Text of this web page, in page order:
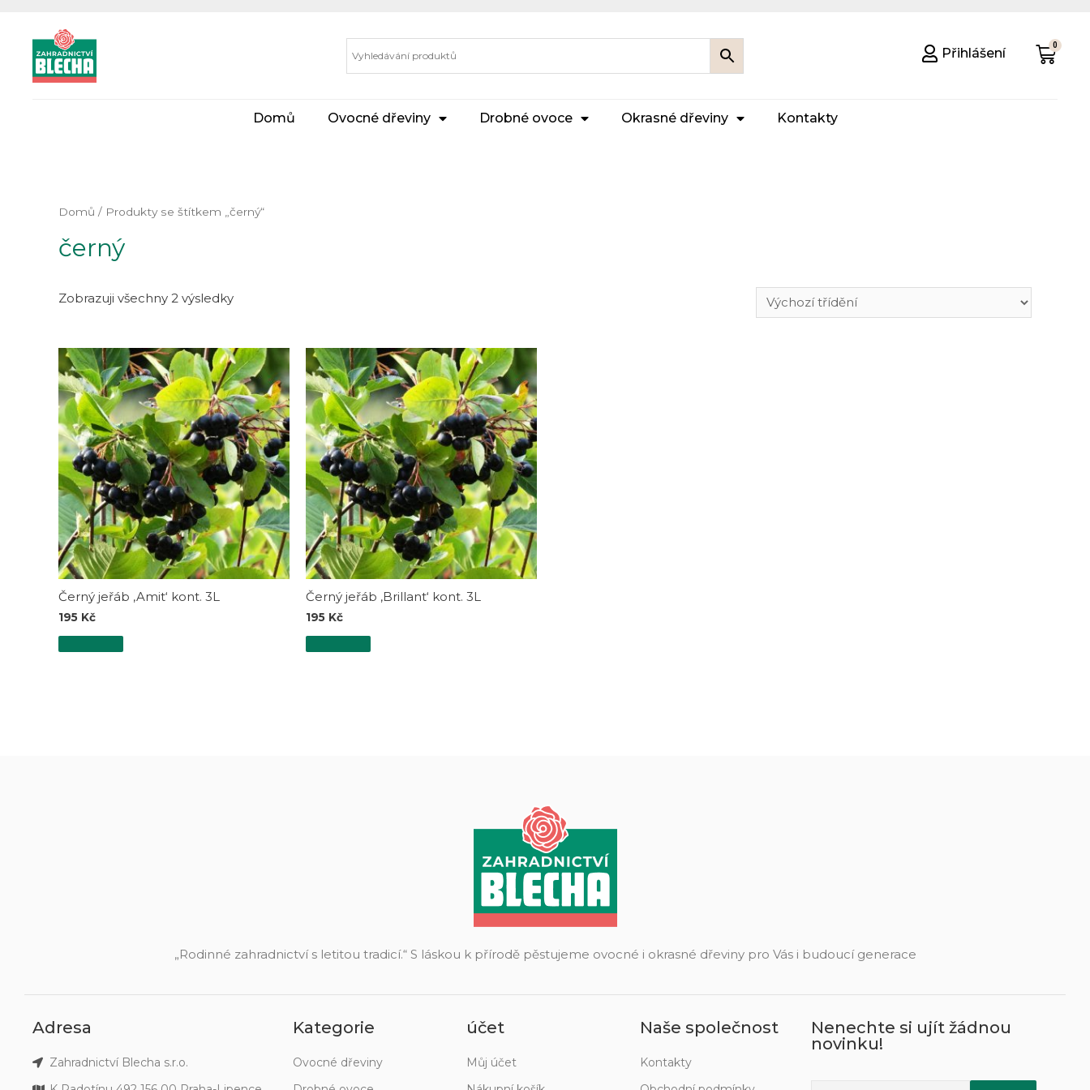
Přihlášení
Domů Ovocné dřeviny Drobné ovoce Okrasné dřeviny Kontakty
Domů / Produkty se štítkem „černý“
černý
Zobrazuji všechny 2 výsledky
Černý jeřáb ‚Amit‘ kont. 3L
195 Kč
Černý jeřáb ‚Brillant‘ kont. 3L
195 Kč
„Rodinné zahradnictví s letitou tradicí.“ S láskou k přírodě pěstujeme ovocné i okrasné dřeviny pro Vás i budoucí generace
Adresa
Zahradnictví Blecha s.r.o.
Kategorie
Ovocné dřeviny
účet
Můj účet
Naše společnost
Kontakty
Nenechte si ujít žádnou
novinku!